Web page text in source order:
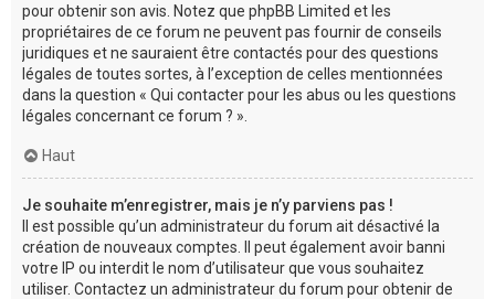
pour obtenir son avis. Notez que phpBB Limited et les
propriétaires de ce forum ne peuvent pas fournir de conseils
juridiques et ne sauraient être contactés pour des questions
légales de toutes sortes, à l’exception de celles mentionnées
dans la question « Qui contacter pour les abus ou les questions
légales concernant ce forum ? ».
Haut
Je souhaite m’enregistrer, mais je n’y parviens pas !
Il est possible qu’un administrateur du forum ait désactivé la
création de nouveaux comptes. Il peut également avoir banni
votre IP ou interdit le nom d’utilisateur que vous souhaitez
utiliser. Contactez un administrateur du forum pour obtenir de